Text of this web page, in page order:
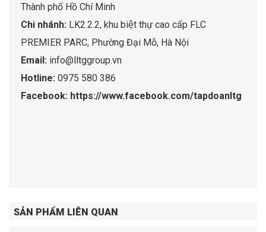
Thành phố Hồ Chí Minh
Chi nhánh: LK2.2.2, khu biệt thự cao cấp FLC
PREMIER PARC, Phường Đại Mỗ, Hà Nội
Email: info@lltggroup.vn
Hotline: 0975 580 386
Facebook: https://www.facebook.com/tapdoanltg
SẢN PHẨM LIÊN QUAN